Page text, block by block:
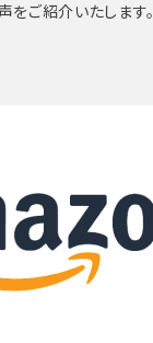
をご紹介いたします。